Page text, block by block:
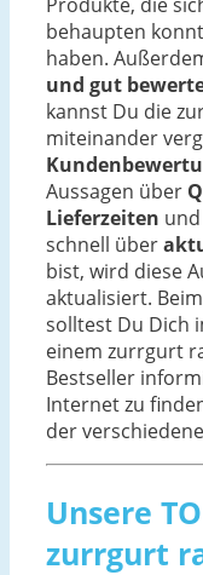
behaupten
haben.
und gut
kannst Du die
miteinander
Aussagen über
Lieferzeiten
schnell über
bist, wird diese
aktualisiert.
solltest Du Dich
einem zurrgurt
Bestseller
Internet zu
der
Unsere
zurrgurt